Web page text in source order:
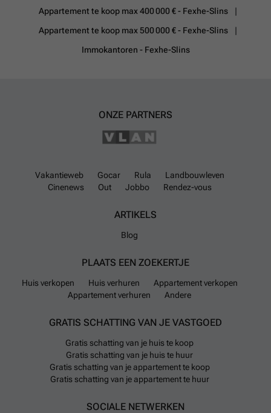
d'informations ? Contactez-nous au : - ### - ### - ### GROUP
contractuelles. Cette annonce ne constitue pas une offre. »Meer
Appartement te koop max 400 000 € - Fexhe-Slins
Appartement te koop max 500 000 € - Fexhe-Slins
Immokantoren - Fexhe-Slins
ONZE PARTNERS
Vakantieweb Gocar Rula
Landbouwleven
Cinenews
Out Jobbo Rendez-vous
ARTIKELS
Blog
PLAATS EEN ZOEKERTJE
Huis verkopen Huis verhuren
Appartement verkopen
Appartement verhuren
Andere
GRATIS SCHATTING VAN JE VASTGOED
Gratis schatting van je huis te koop
Gratis schatting van je huis te huur
Gratis schatting van je appartement te koop
Gratis schatting van je appartement te huur
SOCIALE NETWERKEN